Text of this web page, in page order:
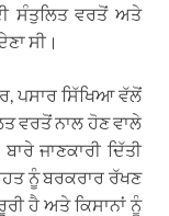
ਸੰਤੁਲਿਤ ਵਰਤੋਂ ਅਤੇ
ਸੀ।
ਪਸਾਰ ਸਿੱਖਿਆ ਵੱਲੋਂ
ਵਰਤੋਂ ਨਾਲ ਹੋਣ ਵਾਲੇ
ਜਾਣਕਾਰੀ ਦਿੱਤੀ
ਨੂੰ ਬਰਕਰਾਰ ਰੱਖਣ
ਹੈ ਅਤੇ ਕਿਸਾਨਾਂ ਨੂੰ